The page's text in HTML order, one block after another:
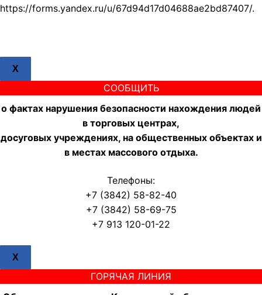
https://forms.yandex.ru/u/67d94d17d04688ae2bd87407/.
X
СООБЩИТЬ
о фактах нарушения безопасности нахождения людей
в торговых центрах,
досуговых учреждениях, на общественных объектах и
в местах массового отдыха.
Телефоны:
+7 (3842) 58-82-40
+7 (3842) 58-69-75
+7 913 120-01-22
X
ГОРЯЧАЯ ЛИНИЯ